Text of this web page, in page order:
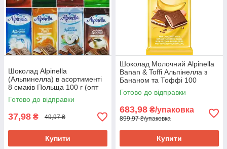
Шоколад Alpinella
(Альпинелла) в асортименті
8 смаків Польща 100 г (опт
24 шт)
Готово до відправки
37,98 ₴ 49,97 ₴
Купити
Шоколад Молочний Alpinella
Banan & Toffi Альпінелла з
Бананом та Тоффі 100
г Польща (19 шт/1 уп)
Готово до відправки
683,98 ₴/упаковка
899,97 ₴/упаковка
Купити